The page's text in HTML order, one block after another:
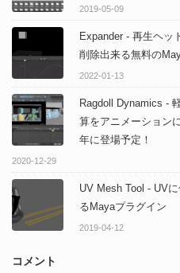
2019-05-09
Expander - 再生ヘッ
削除出来る無料の
2022-01-13
Ragdoll Dynamics -
算をアニメーション
年に登場予定！
2020-12-29
UV Mesh Tool - UV
るMayaプラグイン
2019-04-12
コメント